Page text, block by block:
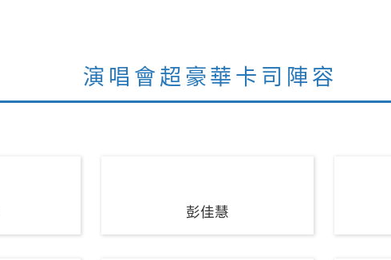
演唱會超豪華卡司陣容
彭佳慧